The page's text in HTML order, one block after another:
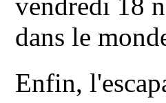
dans le
Enfin,